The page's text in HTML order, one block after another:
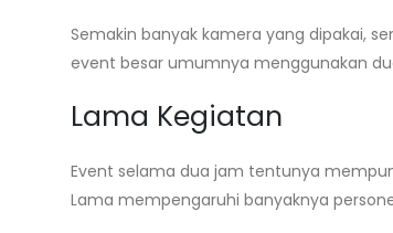
Semakin banyak kamera yang dipakai,
event besar umumnya menggunakan
Lama Kegiatan
Event selama dua jam tentunya
Lama mempengaruhi banyaknya